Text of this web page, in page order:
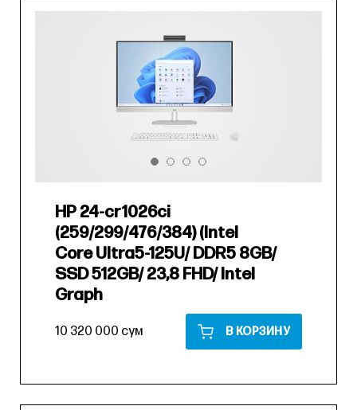
HP 24-cr1026ci
(259/299/476/384) (Intel
Core Ultra5-125U/ DDR5 8GB/
SSD 512GB/ 23,8 FHD/ Intel
Graph
10 320 000 сум В КОРЗИНУ